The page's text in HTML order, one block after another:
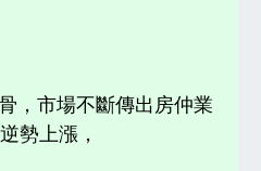
，市場不斷傳出房仲業
勢上漲，